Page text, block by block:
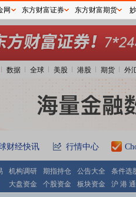
数据 全球 美股 港股 期货 外
财经快讯 行情中心
机构调研 期指持仓 公告大全 条件选
大盘资金 个股资金 板块资金 沪 港 通
网 东方财富证券 东方财富期货